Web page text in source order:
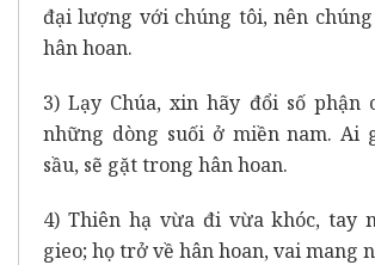
đại lượng với chúng tôi, nên
hân hoan.
3) Lạy Chúa, xin hãy đổi số phận
những dòng suối ở miền nam. Ai
sầu, sẽ gặt trong hân hoan.
4) Thiên hạ vừa đi vừa khóc, tay
gieo; họ trở về hân hoan, vai mang